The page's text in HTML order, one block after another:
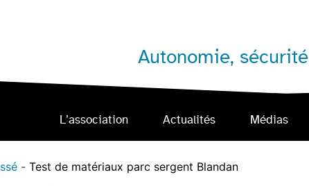
Autonomie,
L’association Actualités Médias
Test de matériaux parc sergent Blandan